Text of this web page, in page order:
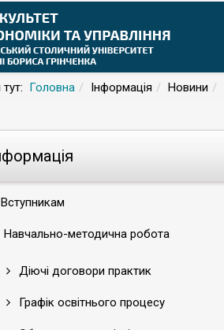
Головна Інформація Новини
Вступникам
Навчально-методична робота
Діючі договори практик
Графік освітнього процесу